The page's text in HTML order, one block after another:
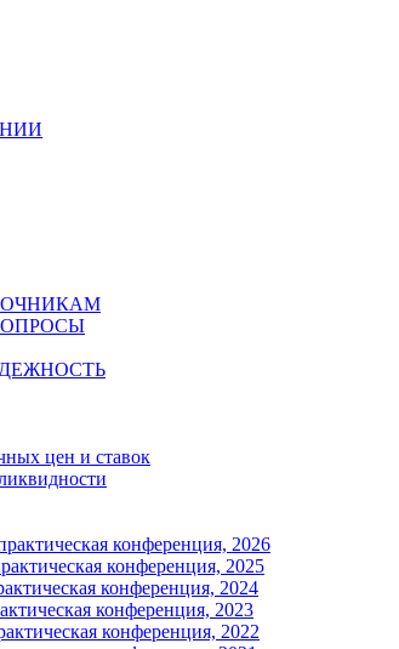
цен и ставок
конференция, 2026
конференция, 2025
конференция, 2024
конференция, 2023
конференция, 2022